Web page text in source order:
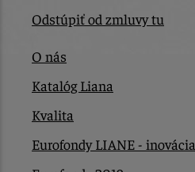
Odstúpiť od zmluvy tu
O nás
Katalóg Liana
Kvalita
Eurofondy LIANE - inovácia